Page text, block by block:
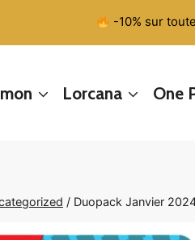
-10% sur
Lorcana One
/ Duopack Janvier